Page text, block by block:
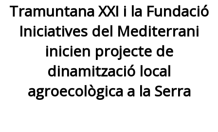
Tramuntana XXI i la Fundació
Iniciatives del Mediterrani
inicien projecte de
dinamització local
agroecològica a la Serra